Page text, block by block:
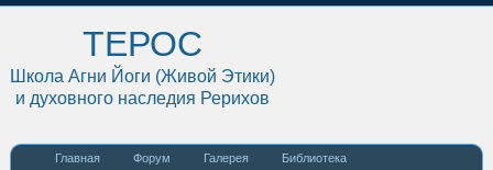
ТЕРОС
Школа Агни Йоги (Живой Этики)
и духовного наследия Рерихов
Главная Форум Галерея Библиотека